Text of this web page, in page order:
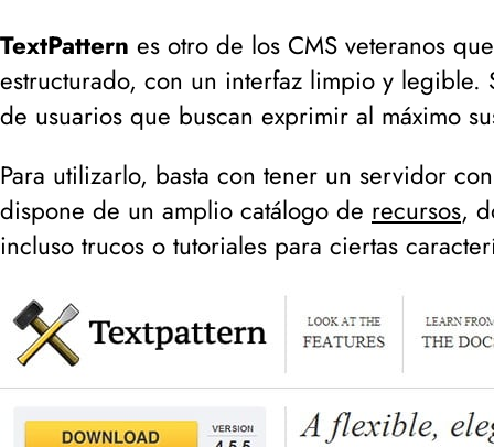
TextPattern es otro de los CMS veteranos
estructurado, con un interfaz limpio y legible.
de usuarios que buscan exprimir al máximo
Para utilizarlo, basta con tener un servidor
dispone de un amplio catálogo de recursos,
incluso trucos o tutoriales para ciertas